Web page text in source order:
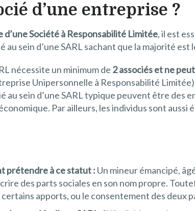
d’une entreprise ?
Société à Responsabilité Limitée, il est
sein d’une SARL sachant que la majorité est
nécessite un minimum de 2 associés et ne
Unipersonnelle à Responsabilité
au sein d’une SARL typique peuvent être des
Par ailleurs, les individus sont aussi
prétendre à ce statut : Un mineur émancipé,
des parts sociales en son nom propre.
apports, ou le consentement des deux